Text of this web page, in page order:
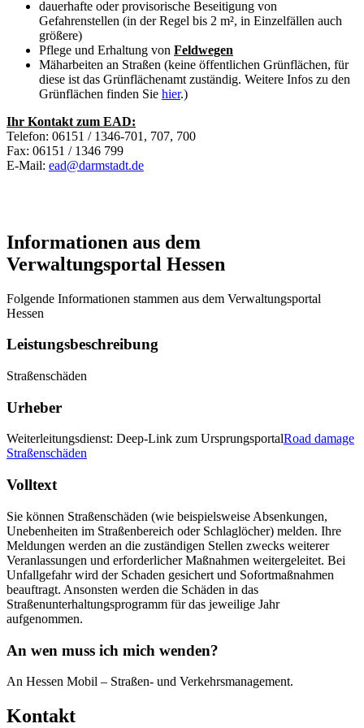
dauerhafte oder provisorische Beseitigung von
Gefahrenstellen (in der Regel bis 2 m², in Einzelfällen auch
größere)
Pflege und Erhaltung von Feldwegen
Mäharbeiten an Straßen (keine öffentlichen Grünflächen, für
diese ist das Grünflächenamt zuständig. Weitere Infos zu den
Grünflächen finden Sie hier.)
Ihr Kontakt zum EAD:
Telefon: 06151 / 1346-701, 707, 700
Fax: 06151 / 1346 799
E-Mail: ead@darmstadt.de
Informationen aus dem
Verwaltungsportal Hessen
Folgende Informationen stammen aus dem Verwaltungsportal
Hessen
Leistungsbeschreibung
Straßenschäden
Urheber
Weiterleitungsdienst: Deep-Link zum UrsprungsportalRoad damage
Straßenschäden
Volltext
Sie können Straßenschäden (wie beispielsweise Absenkungen,
Unebenheiten im Straßenbereich oder Schlaglöcher) melden. Ihre
Meldungen werden an die zuständigen Stellen zwecks weiterer
Veranlassungen und erforderlicher Maßnahmen weitergeleitet. Bei
Unfallgefahr wird der Schaden gesichert und Sofortmaßnahmen
beauftragt. Ansonsten werden die Schäden in das
Straßenunterhaltungsprogramm für das jeweilige Jahr
aufgenommen.
An wen muss ich mich wenden?
An Hessen Mobil – Straßen- und Verkehrsmanagement.
Kontakt